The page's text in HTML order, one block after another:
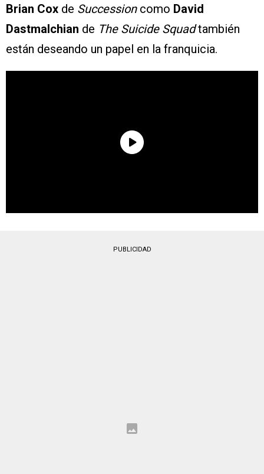
Brian Cox de Succession como David
Dastmalchian de The Suicide Squadtambién
están deseando un papel en la franquicia.
PUBLICIDAD